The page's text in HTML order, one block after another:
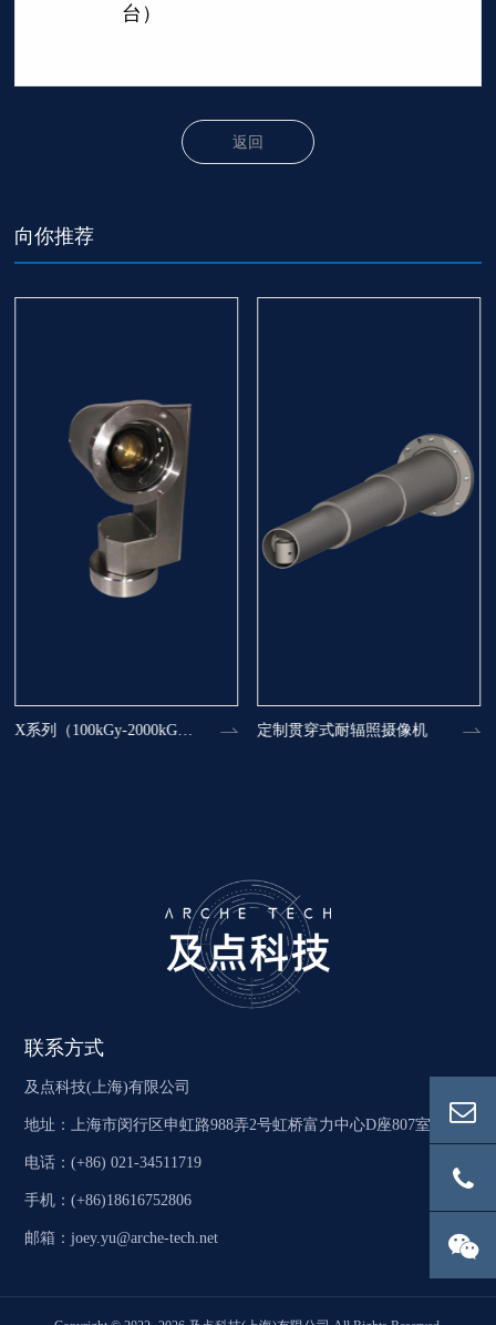
台）
返回
向你推荐
定制贯穿式耐辐照摄像机
联系方式
及点科技(上海)有限公司
地址：上海市闵行区申虹路988弄2号虹桥富力中心D座807室
电话：(+86) 021-34511719
手机：(+86)18616752806
邮箱：joey.yu@arche-tech.net